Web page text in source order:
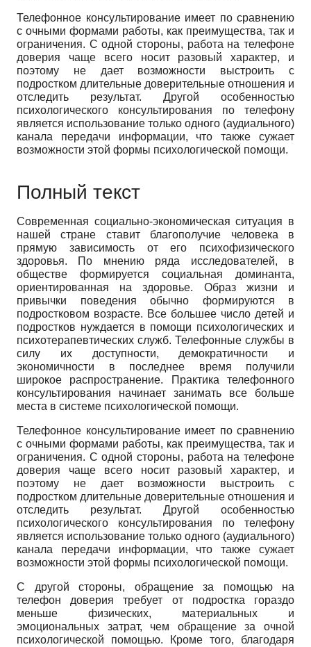
Телефонное консультирование имеет по сравнению
с очными формами работы, как преимущества, так и
ограничения. С одной стороны, работа на телефоне
доверия чаще всего носит разовый характер, и
поэтому не дает возможности выстроить с
подростком длительные доверительные отношения и
отследить результат. Другой особенностью
психологического консультирования по телефону
является использование только одного (аудиального)
канала передачи информации, что также сужает
возможности этой формы психологической помощи.
Полный текст
Современная социально-экономическая ситуация в
нашей стране ставит благополучие человека в
прямую зависимость от его психофизического
здоровья. По мнению ряда исследователей, в
обществе формируется социальная доминанта,
ориентированная на здоровье. Образ жизни и
привычки поведения обычно формируются в
подростковом возрасте. Все большее число детей и
подростков нуждается в помощи психологических и
психотерапевтических служб. Телефонные службы в
силу их доступности, демократичности и
экономичности в последнее время получили
широкое распространение. Практика телефонного
консультирования начинает занимать все больше
места в системе психологической помощи.
Телефонное консультирование имеет по сравнению
с очными формами работы, как преимущества, так и
ограничения. С одной стороны, работа на телефоне
доверия чаще всего носит разовый характер, и
поэтому не дает возможности выстроить с
подростком длительные доверительные отношения и
отследить результат. Другой особенностью
психологического консультирования по телефону
является использование только одного (аудиального)
канала передачи информации, что также сужает
возможности этой формы психологической помощи.
С другой стороны, обращение за помощью на
телефон доверия требует от подростка гораздо
меньше физических, материальных и
эмоциональных затрат, чем обращение за очной
психологической помощью. Кроме того, благодаря